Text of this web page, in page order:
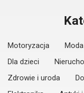
Motoryzacja
Dla dzieci
Zdrowie i uroda